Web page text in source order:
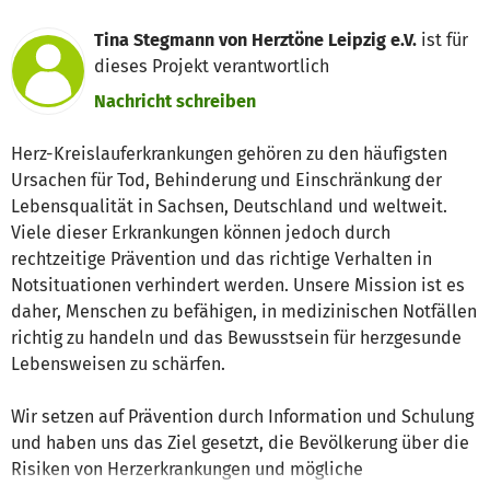
Tina Stegmann von Herztöne Leipzig e.V. ist für
dieses Projekt verantwortlich
Nachricht schreiben
Herz-Kreislauferkrankungen gehören zu den häufigsten
Ursachen für Tod, Behinderung und Einschränkung der
Lebensqualität in Sachsen, Deutschland und weltweit.
Viele dieser Erkrankungen können jedoch durch
rechtzeitige Prävention und das richtige Verhalten in
Notsituationen verhindert werden. Unsere Mission ist es
daher, Menschen zu befähigen, in medizinischen Notfällen
richtig zu handeln und das Bewusstsein für herzgesunde
Lebensweisen zu schärfen.
Wir setzen auf Prävention durch Information und Schulung
und haben uns das Ziel gesetzt, die Bevölkerung über die
Risiken von Herzerkrankungen und mögliche